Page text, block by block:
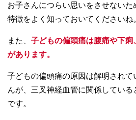
お子さんにつらい思いをさせない
特徴をよく知っておいてくださいね
また、 子どもの偏頭痛は腹痛や下痢
があります。
子どもの偏頭痛の原因は解明され
んが、三叉神経血管に関係している
です。